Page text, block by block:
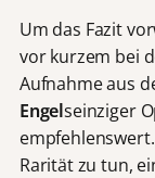
Um das Fazit
vor kurzem bei
Aufnahme aus
Engelseinziger
Rarität zu tun,